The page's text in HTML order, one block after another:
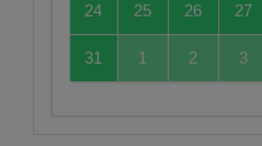
24 25 26 27
31 1 2 3